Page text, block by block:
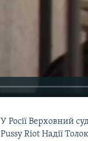
У Росії Верховний
Pussy Riot Надії